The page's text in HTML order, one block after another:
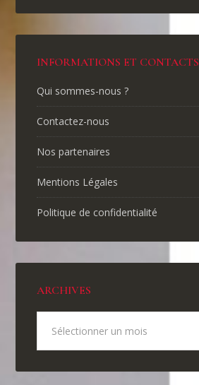
INFORMATIONS ET CONTACTS
Qui sommes-nous ?
Contactez-nous
Nos partenaires
Mentions Légales
Politique de confidentialité
ARCHIVES